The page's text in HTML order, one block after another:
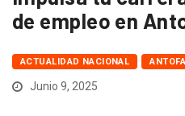
de empleo en
ACTUALIDAD NACIONAL
Junio 9, 2025